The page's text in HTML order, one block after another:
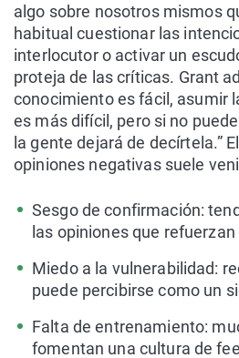
algo sobre nosotros mismos
habitual cuestionar las
interlocutor o activar un
proteja de las críticas. Grant
conocimiento es fácil, asumir
es más difícil, pero si no
la gente dejará de decírtela.”
opiniones negativas suele
Sesgo de confirmación:
las opiniones que
Miedo a la vulnerabilidad:
puede percibirse como un
Falta de entrenamiento:
fomentan una cultura de